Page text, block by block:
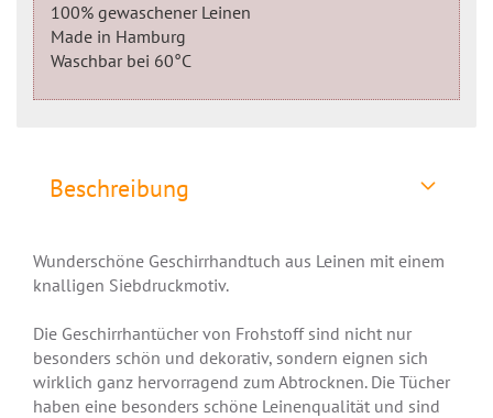
100% gewaschener Leinen
Made in Hamburg
Waschbar bei 60°C
Beschreibung
Wunderschöne Geschirrhandtuch aus Leinen mit einem
knalligen Siebdruckmotiv.
Die Geschirrhantücher von Frohstoff sind nicht nur
besonders schön und dekorativ, sondern eignen sich
wirklich ganz hervorragend zum Abtrocknen. Die Tücher
haben eine besonders schöne Leinenqualität und sind